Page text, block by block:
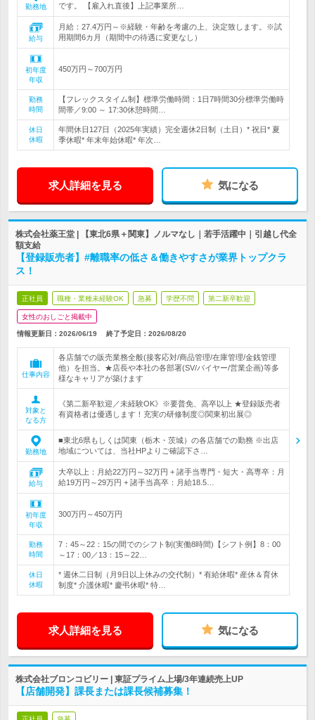
勤務地
です。 【雇入れ直後】上記事業所…
給与
月給：27.4万円～※経験・年齢を考慮の上、決定致します。※試
用期間6カ月（期間中の待遇に変更なし）
初年度
年収
450万円～700万円
勤務
時間
【フレックスタイム制】標準労働時間：1日7時間30分標準労働時
間帯／9:00 ～ 17:30休憩時間…
休日
休暇
年間休日127日（2025年実績）完全週休2日制（土日）* 祝日* 夏
季休暇* 年末年始休暇* 年次…
求人詳細を見る 気になる
株式会社薬王堂 | 【東北6県＋関東】ノルマなし｜若手活躍中｜引越し代全
額支給
【登録販売者】#離職率の低さ＆働きやすさが業界トップクラ
ス！
正社員 職種・業種未経験OK 急募 学歴不問 第二新卒歓迎
女性のおしごと掲載中
情報更新日：2026/06/19 終了予定日： 2026/08/20
仕事内容
各店舗での販売業務全般(接客応対/商品管理/在庫管理/金銭管理
他）を担当。★店長や本社の各部署(SV/バイヤー/営業企画)等多
様なキャリアが築けます
対象と
なる方
《第二新卒歓迎／未経験OK》※要普免、高卒以上 ★登録販売者
有資格者は優遇します！充実の研修制度◎関東初出展◎
勤務地
■東北6県もしくは関東（栃木・茨城）の各店舗での勤務 ※出店
地域については、当社HPよりご確認下さ…
給与
大卒以上：月給22万円～32万円 + 諸手当専門・短大・高専卒：月
給19万円～29万円 + 諸手当高卒：月給18.5…
初年度
年収
300万円～450万円
勤務
時間
7：45～22：15の間でのシフト制(実働8時間)【シフト例】8：00
～17：00／13：15～22…
休日
休暇
* 週休二日制（月9日以上休みの交代制）* 有給休暇* 産休＆育休
制度* 介護休暇* 慶弔休暇* 特…
求人詳細を見る 気になる
株式会社ブロンコビリー | 東証プライム上場/3年連続売上UP
【店舗開発】課長または課長候補募集！